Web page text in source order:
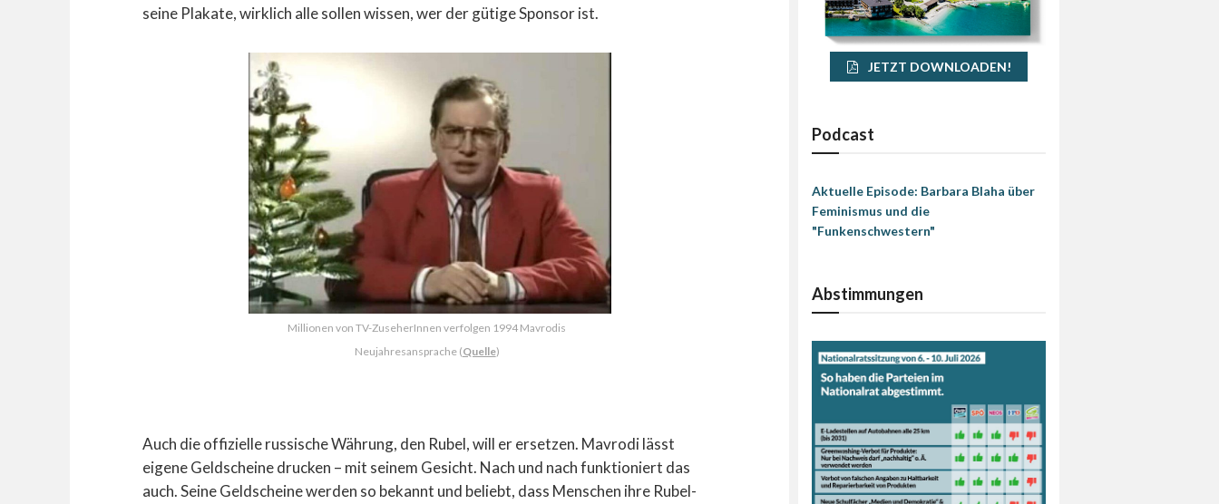
seine Plakate, wirklich alle sollen wissen, wer der gütige Sponsor ist.
Millionen von TV-ZuseherInnen verfolgen 1994 Mavrodis
Neujahresansprache (Quelle)
Auch die offizielle russische Währung, den Rubel, will er ersetzen. Mavrodi lässt
eigene Geldscheine drucken – mit seinem Gesicht. Nach und nach funktioniert das
auch. Seine Geldscheine werden so bekannt und beliebt, dass Menschen ihre Rubel-
JETZT DOWNLOADEN!
Podcast
Aktuelle Episode: Barbara Blaha über
Feminismus und die
"Funkenschwestern"
Abstimmungen